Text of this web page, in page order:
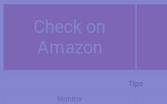
Check on
Amazon
Tipo
Monitor